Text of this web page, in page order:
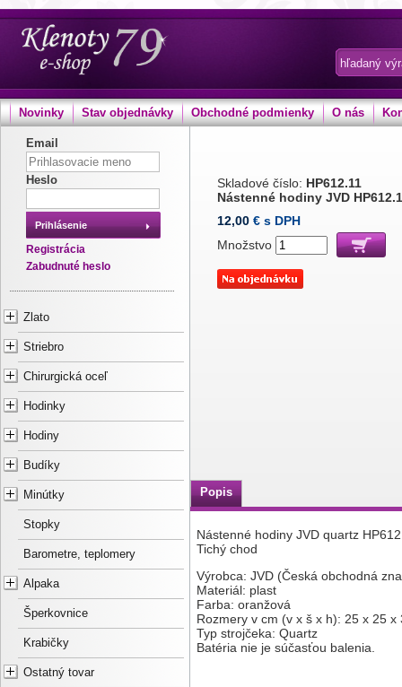
Novinky Stav objednávky Obchodné podmienky O nás
Email
Heslo
Prihlásenie
Registrácia
Zabudnuté heslo
Zlato
Striebro
Chirurgická oceľ
Hodinky
Hodiny
Budíky
Minútky
Stopky
Barometre, teplomery
Alpaka
Šperkovnice
Krabičky
Ostatný tovar
Skladové číslo: HP612.11
Nástenné hodiny JVD
12,00 € s DPH
Množstvo
Popis
Nástenné hodiny JVD quartz
Tichý chod
Výrobca: JVD (Česká obchodná
Materiál: plast
Farba: oranžová
Rozmery v cm (v x š x h): 25 x 25 x
Typ strojčeka: Quartz
Batéria nie je súčasťou balenia.